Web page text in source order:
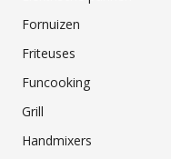
Fornuizen
Friteuses
Funcooking
Grill
Handmixers